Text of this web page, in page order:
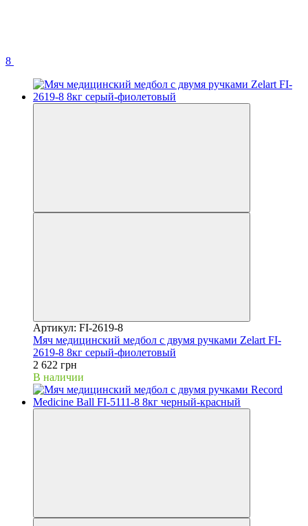
8
Артикул: FI-2619-8
Мяч медицинский медбол с двумя ручками Zelart FI-
2619-8 8кг серый-фиолетовый
2 622 грн
В наличии